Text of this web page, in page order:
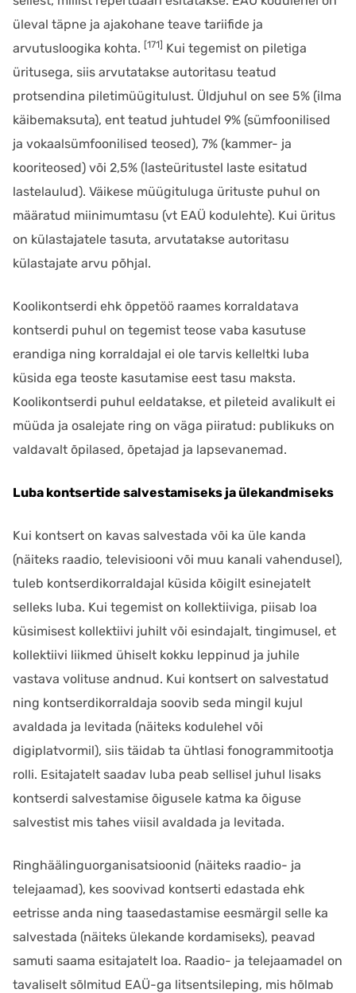
üleval täpne ja ajakohane teave tariifide ja
arvutusloogika kohta. [171] Kui tegemist on piletiga
üritusega, siis arvutatakse autoritasu teatud
protsendina piletimüügitulust. Üldjuhul on see 5% (ilma
käibemaksuta), ent teatud juhtudel 9% (sümfoonilised
ja vokaalsümfoonilised teosed), 7% (kammer- ja
kooriteosed) või 2,5% (lasteüritustel laste esitatud
lastelaulud). Väikese müügituluga ürituste puhul on
määratud miinimumtasu (vt EAÜ kodulehte). Kui üritus
on külastajatele tasuta, arvutatakse autoritasu
külastajate arvu põhjal.
Koolikontserdi ehk õppetöö raames korraldatava
kontserdi puhul on tegemist teose vaba kasutuse
erandiga ning korraldajal ei ole tarvis kelleltki luba
küsida ega teoste kasutamise eest tasu maksta.
Koolikontserdi puhul eeldatakse, et pileteid avalikult ei
müüda ja osalejate ring on väga piiratud: publikuks on
valdavalt õpilased, õpetajad ja lapsevanemad.
Luba kontsertide salvestamiseks ja ülekandmiseks
Kui kontsert on kavas salvestada või ka üle kanda
(näiteks raadio, televisiooni või muu kanali vahendusel),
tuleb kontserdikorraldajal küsida kõigilt esinejatelt
selleks luba. Kui tegemist on kollektiiviga, piisab loa
küsimisest kollektiivi juhilt või esindajalt, tingimusel, et
kollektiivi liikmed ühiselt kokku leppinud ja juhile
vastava volituse andnud. Kui kontsert on salvestatud
ning kontserdikorraldaja soovib seda mingil kujul
avaldada ja levitada (näiteks kodulehel või
digiplatvormil), siis täidab ta ühtlasi fonogrammitootja
rolli. Esitajatelt saadav luba peab sellisel juhul lisaks
kontserdi salvestamise õigusele katma ka õiguse
salvestist mis tahes viisil avaldada ja levitada.
Ringhäälinguorganisatsioonid (näiteks raadio- ja
telejaamad), kes soovivad kontserti edastada ehk
eetrisse anda ning taasedastamise eesmärgil selle ka
salvestada (näiteks ülekande kordamiseks), peavad
samuti saama esitajatelt loa. Raadio- ja telejaamadel on
tavaliselt sõlmitud EAÜ-ga litsentsileping, mis hõlmab